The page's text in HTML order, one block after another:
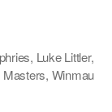
, Luke Littler,
, Winmau